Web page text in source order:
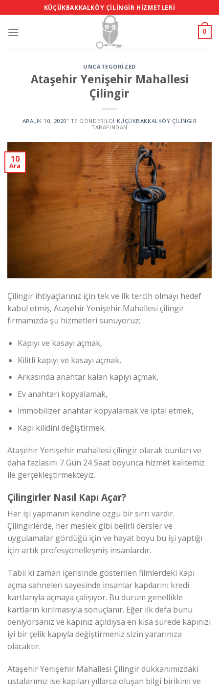
to
content
KÜÇÜKBAKKALKÖY ÇILINGIR HIZMETLERI
0
UNCATEGORIZED
Ataşehir Yenişehir Mahallesi
Çilingir
ARALIK 10, 2020’' TE GÖNDERILDI KÜÇÜKBAKKALKÖY ÇILINGIR
TARAFINDAN
10
Ara
Çilingir ihtiyaçlarınız için tek ve ilk tercih olmayı hedef
kabul etmiş, Ataşehir Yenişehir Mahallesi çilingir
firmamızda şu hizmetleri sunuyoruz;
Kapıyı ve kasayı açmak,
Kilitli kapıyı ve kasayı açmak,
Arkasında anahtar kalan kapıyı açmak,
Ev anahtarı kopyalamak,
İmmobilizer anahtar kopyalamak ve iptal etmek,
Kapı kilidini değiştirmek.
Ataşehir Yenişehir mahallesi çilingir olarak bunları ve
daha fazlasını 7 Gün 24 Saat boyunca hizmet kalitemiz
ile gerçekleştirmekteyiz.
Çilingirler Nasıl Kapı Açar?
Her işi yapmanın kendine özgü bir sırrı vardır.
Çilingirlerde, her meslek gibi belirli dersler ve
uygulamalar gördüğü için ve hayat boyu bu işi yaptığı
için artık profesyonelleşmiş insanlardır.
Tabii ki zaman içerisinde gösterilen filmlerdeki kapı
açma sahneleri sayesinde insanlar kapılarını kredi
kartlarıyla açmaya çalışıyor. Bu durum genellikle
kartların kırılmasıyla sonuçlanır. Eğer ilk defa bunu
deniyorsanız ve kapınız açıldıysa en kısa sürede kapınızı
iyi bir çelik kapıyla değiştirmeniz sizin yararınıza
olacaktır.
Ataşehir Yenişehir Mahallesi Çilingir dükkanımızdaki
ustalarımız ise kapıları yıllarca oluşan bilgi birikimi ve